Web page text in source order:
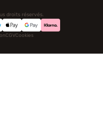
droits réservés.
CGVCookies